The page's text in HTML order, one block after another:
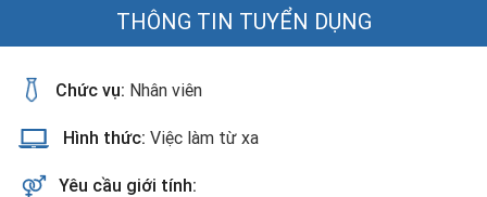
THÔNG TIN TUYỂN DỤNG
Chức vụ: Nhân viên
Hình thức: Việc làm từ xa
Yêu cầu giới tính: